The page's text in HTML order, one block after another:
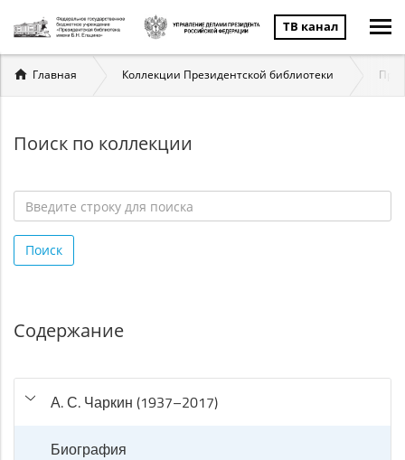
ТВ канал
Вы
здесь
Главная Коллекции Президентской библиотеки
Поиск по коллекции
строку
для
Поиск
Содержание
А. С. Чаркин (1937–2017)
Биография